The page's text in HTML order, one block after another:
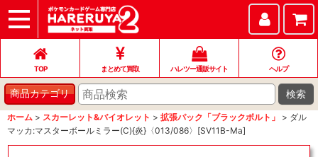
TOP
まとめて買取
ハレツー通販サイト
ヘルプ
お問い合わせ
TOP まとめて買取 ハレツー通販サイト ヘルプ
商品カテゴリ 検索
ホーム > スカーレット&バイオレット > 拡張パック「ブラックボルト」 > ダル
マッカ:マスターボールミラー(C){炎}〈013/086〉[SV11B-Ma]